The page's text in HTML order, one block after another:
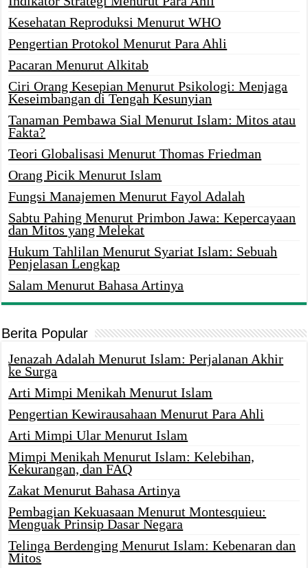
Kesehatan Reproduksi Menurut WHO
Pengertian Protokol Menurut Para Ahli
Pacaran Menurut Alkitab
Ciri Orang Kesepian Menurut Psikologi: Menjaga
Keseimbangan di Tengah Kesunyian
Tanaman Pembawa Sial Menurut Islam: Mitos atau
Fakta?
Teori Globalisasi Menurut Thomas Friedman
Orang Picik Menurut Islam
Fungsi Manajemen Menurut Fayol Adalah
Sabtu Pahing Menurut Primbon Jawa: Kepercayaan
dan Mitos yang Melekat
Hukum Tahlilan Menurut Syariat Islam: Sebuah
Penjelasan Lengkap
Salam Menurut Bahasa Artinya
Berita Popular
Jenazah Adalah Menurut Islam: Perjalanan Akhir
ke Surga
Arti Mimpi Menikah Menurut Islam
Pengertian Kewirausahaan Menurut Para Ahli
Arti Mimpi Ular Menurut Islam
Mimpi Menikah Menurut Islam: Kelebihan,
Kekurangan, dan FAQ
Zakat Menurut Bahasa Artinya
Pembagian Kekuasaan Menurut Montesquieu:
Menguak Prinsip Dasar Negara
Telinga Berdenging Menurut Islam: Kebenaran dan
Mitos